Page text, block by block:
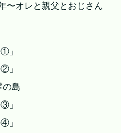
〜オレと親父とおじさん
」
」
の島
」
」